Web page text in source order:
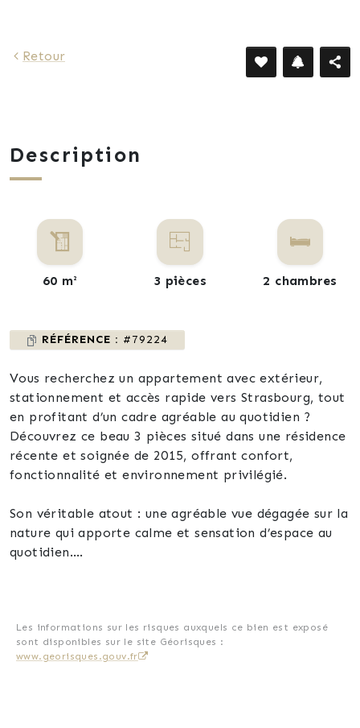
Retour
Description
60 m² 3 pièces 2 chambres
RÉFÉRENCE : #79224
Vous recherchez un appartement avec extérieur,
stationnement et accès rapide vers Strasbourg, tout
en profitant d’un cadre agréable au quotidien ?
Découvrez ce beau 3 pièces situé dans une résidence
récente et soignée de 2015, offrant confort,
fonctionnalité et environnement privilégié.
Son véritable atout : une agréable vue dégagée sur la
nature qui apporte calme et sensation d’espace au
quotidien.
✓ Vue dégagée sur un environnement verdoyant
✓ Résidence récente de 2015
Les informations sur les risques auxquels ce bien est exposé
sont disponibles sur le site Géorisques :
www.georisques.gouv.fr